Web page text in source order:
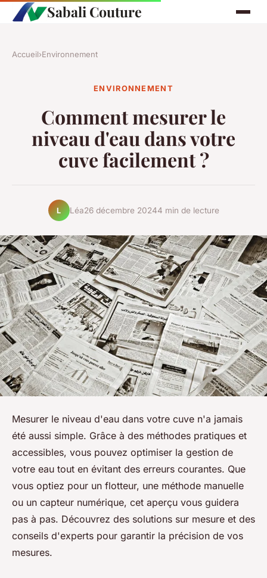
Sabali Couture
Accueil›Environnement
ENVIRONNEMENT
Comment mesurer le
niveau d'eau dans votre
cuve facilement ?
L Léa26 décembre 20244 min de lecture
Mesurer le niveau d'eau dans votre cuve n'a jamais
été aussi simple. Grâce à des méthodes pratiques et
accessibles, vous pouvez optimiser la gestion de
votre eau tout en évitant des erreurs courantes. Que
vous optiez pour un flotteur, une méthode manuelle
ou un capteur numérique, cet aperçu vous guidera
pas à pas. Découvrez des solutions sur mesure et des
conseils d'experts pour garantir la précision de vos
mesures.